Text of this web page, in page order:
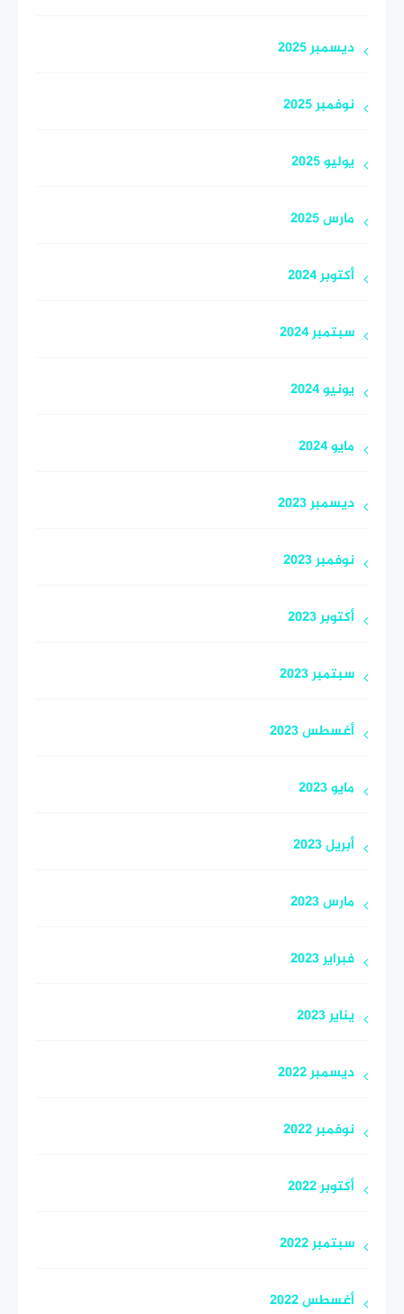
ديسمبر 2025
نوفمبر 2025
يوليو 2025
مارس 2025
أكتوبر 2024
سبتمبر 2024
يونيو 2024
مايو 2024
ديسمبر 2023
نوفمبر 2023
أكتوبر 2023
سبتمبر 2023
أغسطس 2023
مايو 2023
أبريل 2023
مارس 2023
فبراير 2023
يناير 2023
ديسمبر 2022
نوفمبر 2022
أكتوبر 2022
سبتمبر 2022
أغسطس 2022